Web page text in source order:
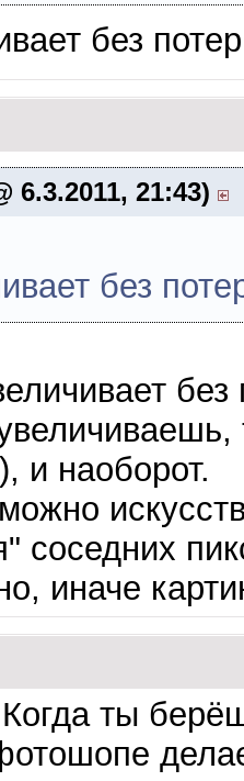
без
6.3.2011, 21:43)
без
и наоборот.
соседних
иначе
ты